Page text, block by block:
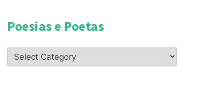
Poesias e Poetas
Poesias
e